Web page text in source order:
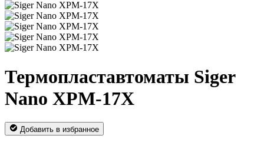
Термопластавтоматы Siger
Nano XPM-17Х
Добавить в избранное